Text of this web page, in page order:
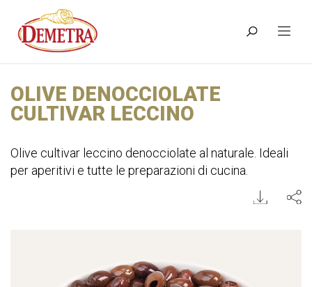
OLIVE DENOCCIOLATE
CULTIVAR LECCINO
Olive cultivar leccino denocciolate al naturale. Ideali
per aperitivi e tutte le preparazioni di cucina.